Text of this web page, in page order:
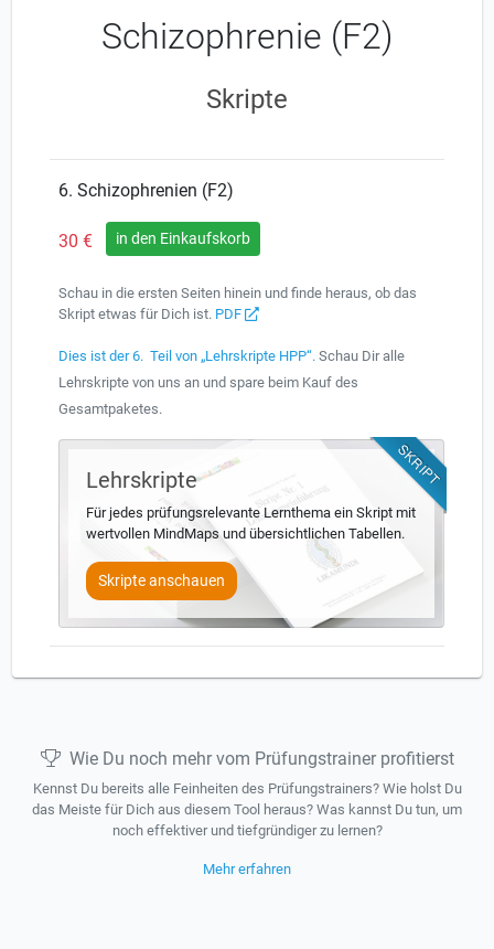
Schizophrenie (F2)
Skripte
6. Schizophrenien (F2)
30 € in den Einkaufskorb
Schau in die ersten Seiten hinein und finde heraus, ob das
Skript etwas für Dich ist. PDF
Dies ist der 6. Teil von „Lehrskripte HPP“.Schau Dir alle
Lehrskripte von uns an und spare beim Kauf des
Gesamtpaketes.
SKRIPT
Lehrskripte
Für jedes prüfungsrelevante Lernthema ein Skript mit
wertvollen MindMaps und übersichtlichen Tabellen.
Skripte anschauen
Wie Du noch mehr vom Prüfungstrainer profitierst
Kennst Du bereits alle Feinheiten des Prüfungstrainers? Wie holst Du
das Meiste für Dich aus diesem Tool heraus? Was kannst Du tun, um
noch effektiver und tiefgründiger zu lernen?
Mehr erfahren